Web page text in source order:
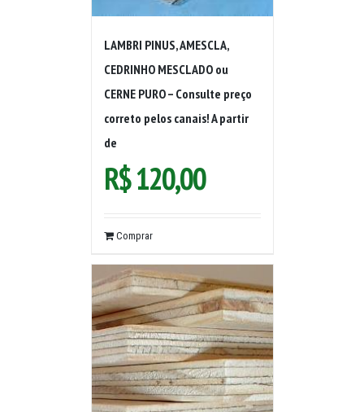
LAMBRI PINUS, AMESCLA,
CEDRINHO MESCLADO ou
CERNE PURO – Consulte preço
correto pelos canais! A partir
de
R$120,00
Comprar